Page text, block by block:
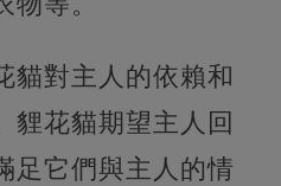
貓對主人的依賴和
貍花貓期望主人回
足它們與主人的情